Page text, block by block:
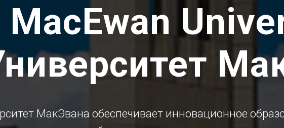
MacEwan
МакЭвана обеспечивает инновационное